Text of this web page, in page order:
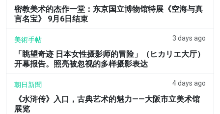
密教美术的杰作一堂：东京国立博物馆特展《空海与真
言名宝》 9月6日结束
美術手帖 3 days ago
「眺望奇迹 日本女性摄影师的冒险」（ヒカリエ大厅）
开幕报告。照亮被忽视的多样摄影表达
朝日新聞 4 days ago
《水浒传》入口，古典艺术的魅力——大阪市立美术馆
展览